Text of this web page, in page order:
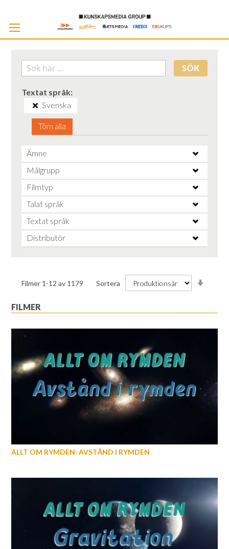
SÖK
Textat språk
Svenska
Töm alla
Ämne
Målgrupp
Filmtyp
Talat språk
Textat språk
Distributör
Filmer 1 -12 av 1179 Sortera
FILMER
ALLT OM RYMDEN: AVSTÅND I RYMDEN